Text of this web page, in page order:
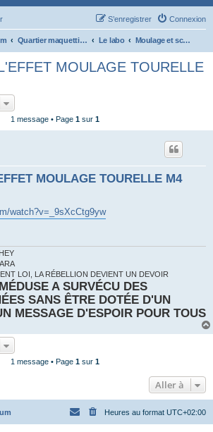
Connexion
S’enregistrer
Quartier maquettiste Le labo Moulage et sculpture
MOULAGE TOURELLE
1 message • Page 1 sur 1
MOULAGE TOURELLE M4
watch?v=_9sXcCtg9yw
LOI, LA RÉBELLION DEVIENT UN DEVOIR
A SURVÉCU DES
SANS ÊTRE DOTÉE D'UN
MESSAGE D'ESPOIR POUR TOUS
1 message • Page 1 sur 1
Aller à
Heures au format UTC+02:00